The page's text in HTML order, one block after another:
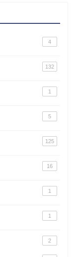
4
132
1
5
125
16
1
1
2